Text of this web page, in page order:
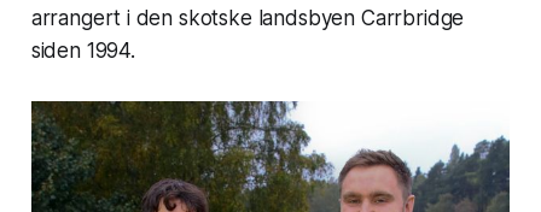
arrangert i den skotske landsbyen Carrbridge
siden 1994.